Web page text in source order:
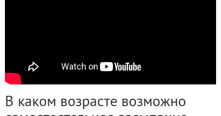
В каком возрасте возможно